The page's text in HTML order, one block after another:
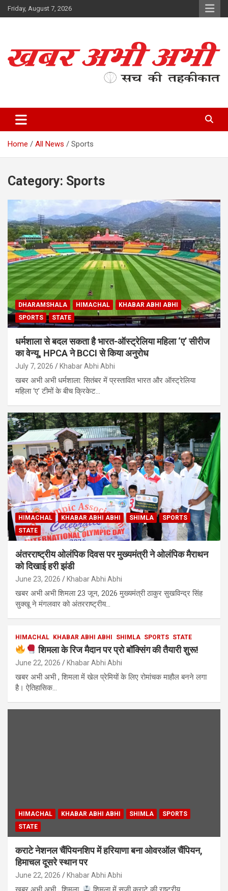
Skip
to
Friday, August 7, 2026
Home All News Sports
Category: Sports
DHARAMSHALA HIMACHAL
KHABAR ABHI ABHI
SPORTS
STATE
धर्मशाला से बदल सकता है भारत-ऑस्ट्रेलिया महिला ‘ए’ सीरीज
का वेन्यू, HPCA ने BCCI से किया अनुरोध
July 7, 2026 Khabar Abhi Abhi
खबर अभी अभी धर्मशाला: सितंबर में प्रस्तावित भारत और ऑस्ट्रेलिया
महिला ‘ए’ टीमों के बीच क्रिकेट…
HIMACHAL KHABAR ABHI ABHI SHIMLA
SPORTS
STATE
अंतरराष्ट्रीय ओलंपिक दिवस पर मुख्यमंत्री ने ओलंपिक मैराथन
को दिखाई हरी झंडी
June 23, 2026 Khabar Abhi Abhi
खबर अभी अभी शिमला 23 जून, 2026 मुख्यमंत्री ठाकुर सुखविन्द्र सिंह
सुक्खू ने मंगलवार को अंतरराष्ट्रीय…
HIMACHAL KHABAR ABHI ABHI SHIMLA SPORTS STATE
शिमला के रिज मैदान पर प्रो बॉक्सिंग की तैयारी शुरू!
June 22, 2026 Khabar Abhi Abhi
खबर अभी अभी , शिमला में खेल प्रेमियों के लिए रोमांचक माहौल बनने लगा
है। ऐतिहासिक…
HIMACHAL KHABAR ABHI ABHI SHIMLA
SPORTS
STATE
कराटे नेशनल चैंपियनशिप में हरियाणा बना ओवरऑल चैंपियन,
हिमाचल दूसरे स्थान पर
June 22, 2026 Khabar Abhi Abhi